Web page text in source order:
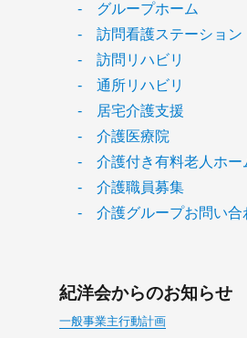
- グループホーム
- 訪問看護ステーション
- 訪問リハビリ
- 通所リハビリ
- 居宅介護支援
- 介護医療院
- 介護付き有料老人ホー
- 介護職員募集
- 介護グループお問い合
紀洋会からのお知らせ
一般事業主行動計画